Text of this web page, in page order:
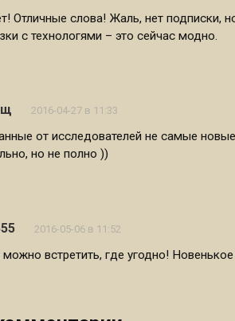
Отличные слова! Жаль, нет подписки,
с технологями – это сейчас модно.
2016-04-27 в 11:33
от исследователей не самые
но не полно ))
2016-05-06 в 11:52
можно встретить, где угодно!